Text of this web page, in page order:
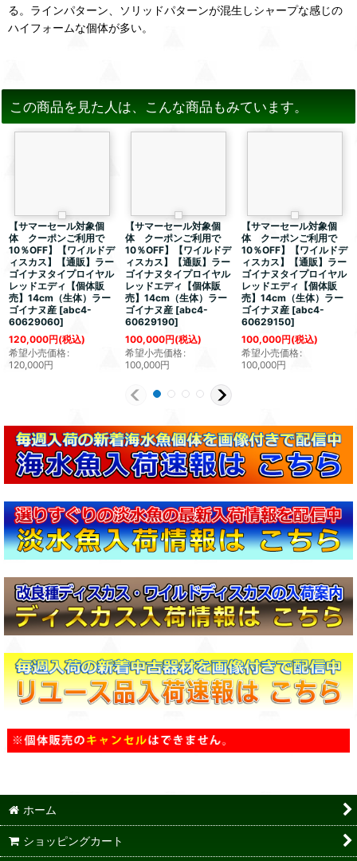
る。ラインパターン、ソリッドパターンが混生しシャープな感じの
ハイフォームな個体が多い。
この商品を見た人は、こんな商品もみています。
【サマーセール対象個
体 クーポンご利用で
10％OFF】【ワイルドデ
ィスカス】【通販】ラー
ゴイナヌタイプロイヤル
レッドエディ【個体販
売】14cm（生体）ラー
ゴイナヌ産 [abc4-
60629060]
120,000円(税込)
希望小売価格:
120,000円
【サマーセール対象個
体 クーポンご利用で
10％OFF】【ワイルドデ
ィスカス】【通販】ラー
ゴイナヌタイプロイヤル
レッドエディ【個体販
売】14cm（生体）ラー
ゴイナヌ産 [abc4-
60629190]
100,000円(税込)
希望小売価格:
100,000円
【サマーセール対象個
体 クーポンご利用で
10％OFF】【ワイルドデ
ィスカス】【通販】ラー
ゴイナヌタイプロイヤル
レッドエディ【個体販
売】14cm（生体）ラー
ゴイナヌ産 [abc4-
60629150]
100,000円(税込)
希望小売価格:
100,000円
ホーム
ショッピングカート